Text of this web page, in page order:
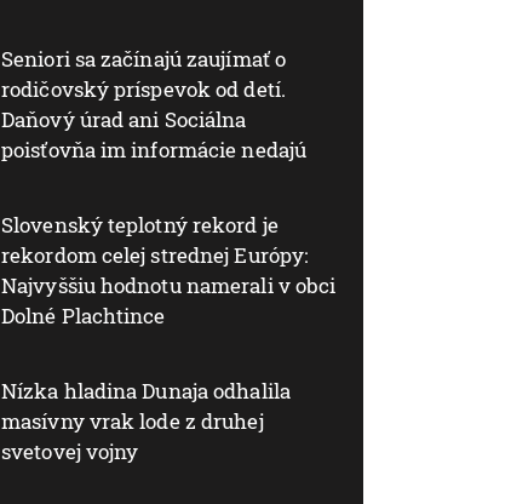
Seniori sa začínajú zaujímať o
rodičovský príspevok od detí.
Daňový úrad ani Sociálna
poisťovňa im informácie nedajú
Slovenský teplotný rekord je
rekordom celej strednej Európy:
Najvyššiu hodnotu namerali v obci
Dolné Plachtince
Nízka hladina Dunaja odhalila
masívny vrak lode z druhej
svetovej vojny